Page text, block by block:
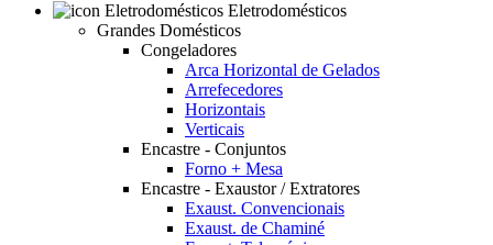
Eletrodomésticos
Grandes Domésticos
Congeladores
Arca Horizontal de Gelados
Arrefecedores
Horizontais
Verticais
Encastre - Conjuntos
Forno + Mesa
Encastre - Exaustor / Extratores
Exaust. Convencionais
Exaust. de Chaminé